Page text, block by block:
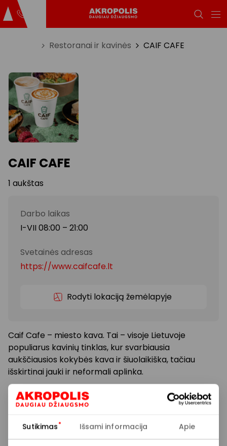
Sutikimas Išsami informacija Apie
Restoranai ir kavinės CAIF CAFE
CAIF CAFE
1 aukštas
Darbo laikas
I-VII 08:00 – 21:00
Svetainės adresas
https://www.caifcafe.lt
Rodyti lokaciją žemėlapyje
Caif Cafe – miesto kava. Tai – visoje Lietuvoje
populiarus kavinių tinklas, kur svarbiausia
aukščiausios kokybės kava ir šiuolaikiška, tačiau
išskirtinai jauki ir neformali aplinka.
Čia visada rasi platų asortimentą šviežios kavos –
tiek pamėgto skonio, tiek naujų derinių, kuriuos
paruoš profesionalūs Caif Cafe baristos.